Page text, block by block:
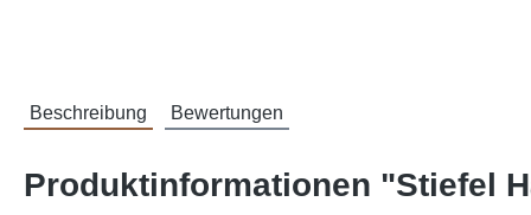
Beschreibung Bewertungen
Produktinformationen "Stiefel